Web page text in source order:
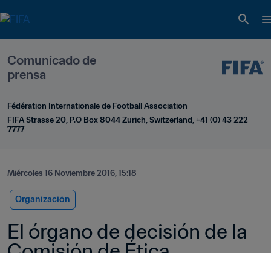
Comunicado de
prensa
Fédération Internationale de Football Association
FIFA Strasse 20, P.O Box 8044 Zurich, Switzerland, +41 (0) 43 222
7777
Miércoles 16 Noviembre 2016, 15:18
Organización
El órgano de decisión de la